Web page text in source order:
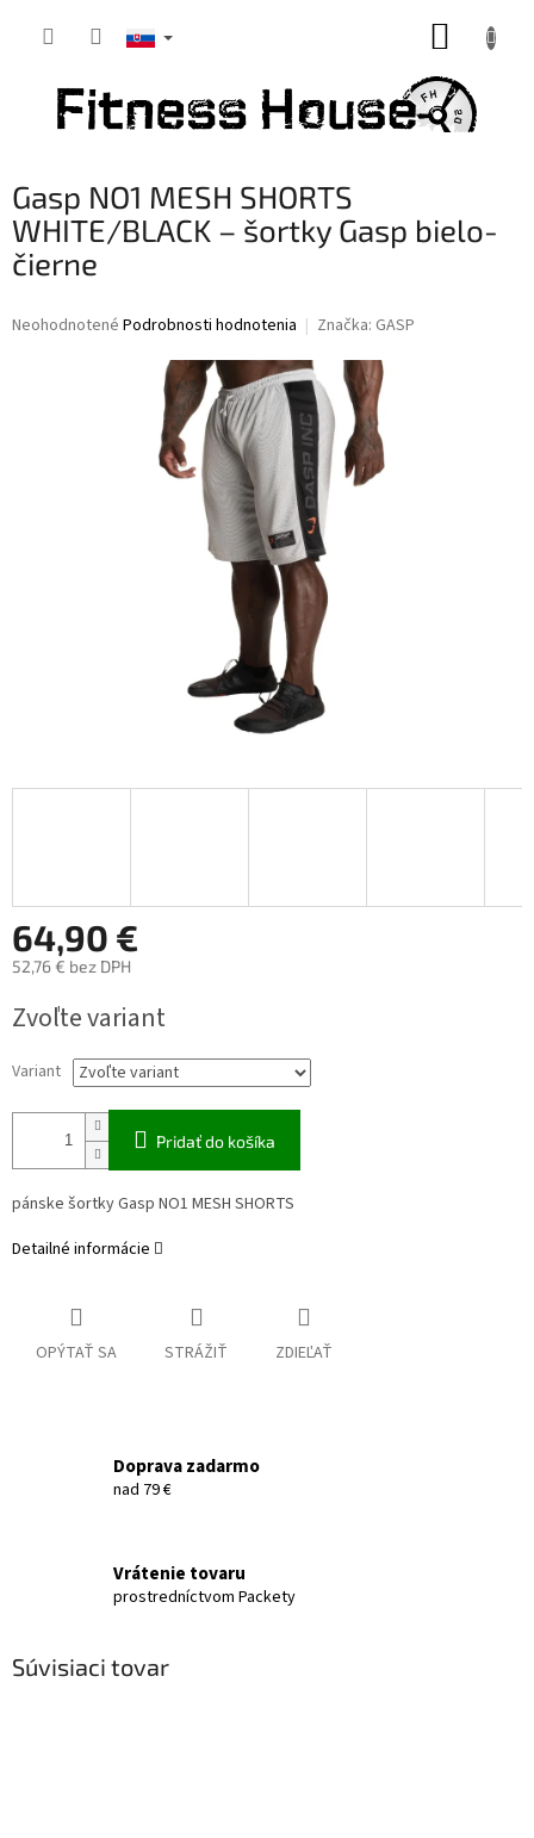
Gasp NO1 MESH SHORTS
WHITE/BLACK – šortky Gasp bielo-
čierne
Priemerné
Neohodnotené Podrobnosti hodnotenia Značka: GASP
64,90 €
52,76 € bez DPH
cena:
Zvoľte variant
Variant
Pridať do košíka
pánske šortky Gasp NO1 MESH SHORTS
Detailné informácie
OPÝTAŤ SA STRÁŽIŤ ZDIEĽAŤ
Doprava zadarmo
nad 79 €
Vrátenie tovaru
prostredníctvom Packety
Súvisiaci tovar